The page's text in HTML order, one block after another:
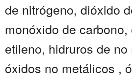
de nitrógeno, dióxido
monóxido de carbono,
etileno, hidruros de no
óxidos no metálicos ,